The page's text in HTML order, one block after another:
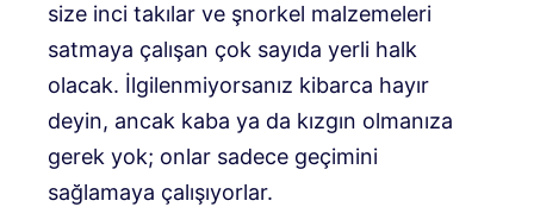
size inci takılar ve şnorkel malzemeleri
satmaya çalışan çok sayıda yerli halk
olacak. İlgilenmiyorsanız kibarca hayır
deyin, ancak kaba ya da kızgın olmanıza
gerek yok; onlar sadece geçimini
sağlamaya çalışıyorlar.